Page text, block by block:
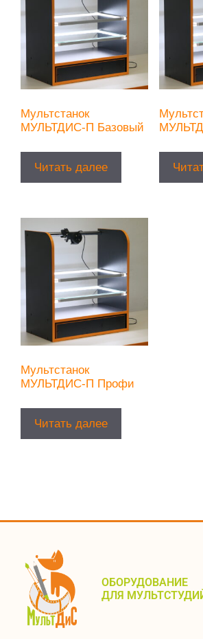
Мультстанок
МУЛЬТДИС-П Базовый
Читать далее
Мультстанок
МУЛЬТДИС-П Профи
Читать далее
ОБОРУДОВАНИЕ
ДЛЯ